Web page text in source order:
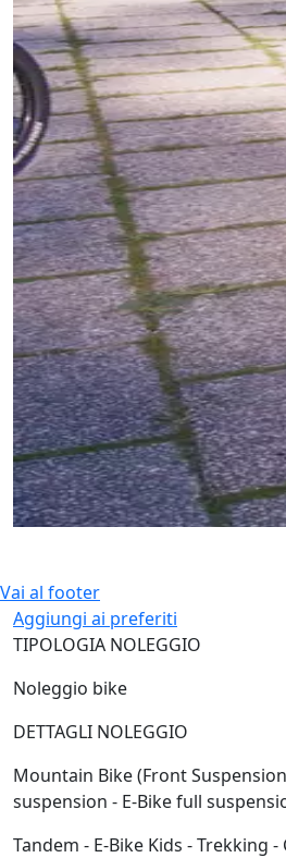
Vai al footer
Aggiungi ai preferiti
TIPOLOGIA NOLEGGIO
Noleggio bike
DETTAGLI NOLEGGIO
Mountain Bike (Front
suspension - E-Bike full
Tandem - E-Bike Kids - Trekking -